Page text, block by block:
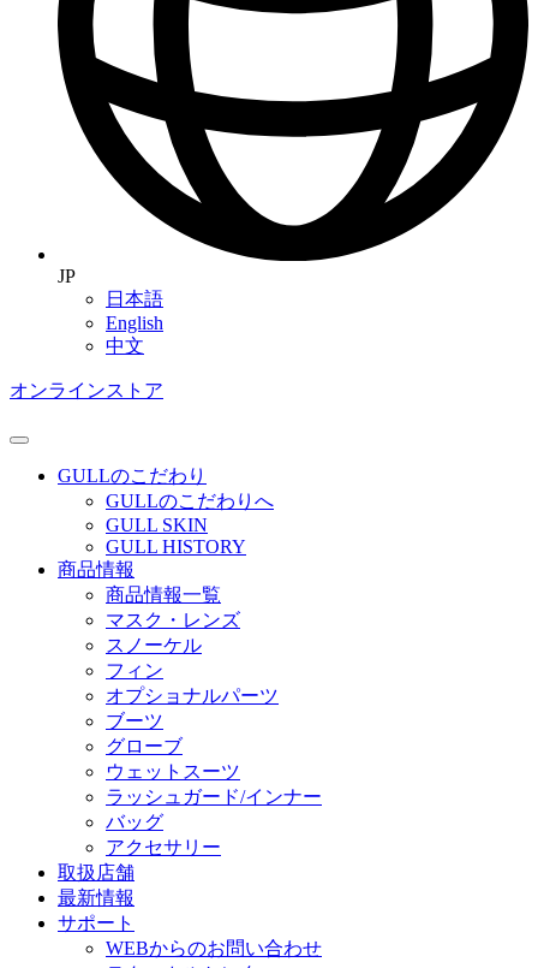
JP
日本語
English
中文
オンラインストア
GULLのこだわり
GULLのこだわりへ
GULL SKIN
GULL HISTORY
商品情報
商品情報一覧
マスク・レンズ
スノーケル
フィン
オプショナルパーツ
ブーツ
グローブ
ウェットスーツ
ラッシュガード/インナー
バッグ
アクセサリー
取扱店舗
最新情報
サポート
WEBからのお問い合わせ